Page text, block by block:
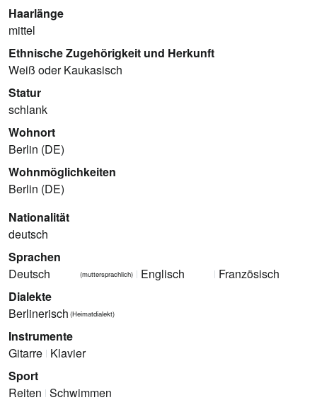
Haarlänge
mittel
Ethnische Zugehörigkeit und Herkunft
Weiß oder Kaukasisch
Statur
schlank
Wohnort
Berlin (DE)
Wohnmöglichkeiten
Berlin (DE)
Nationalität
deutsch
Sprachen
Deutsch
(muttersprachlich) Englisch
Französisch
Dialekte
Berlinerisch (Heimatdialekt)
Instrumente
Gitarre Klavier
Sport
Reiten Schwimmen